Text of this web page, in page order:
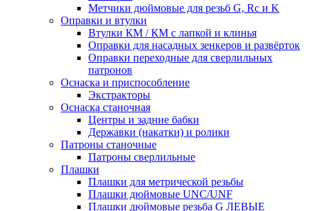
Метчики дюймовые для резьб G, Rc и K
Оправки и втулки
Втулки КМ / КМ с лапкой и клинья
Оправки для насадных зенкеров и развёрток
Оправки переходные для сверлильных
патронов
Оснаска и приспособление
Экстракторы
Оснаска станочная
Центры и задние бабки
Державки (накатки) и ролики
Патроны станочные
Патроны сверлильные
Плашки
Плашки для метрической резьбы
Плашки дюймовые UNC/UNF
Плашки дюймовые резьба G ЛЕВЫЕ